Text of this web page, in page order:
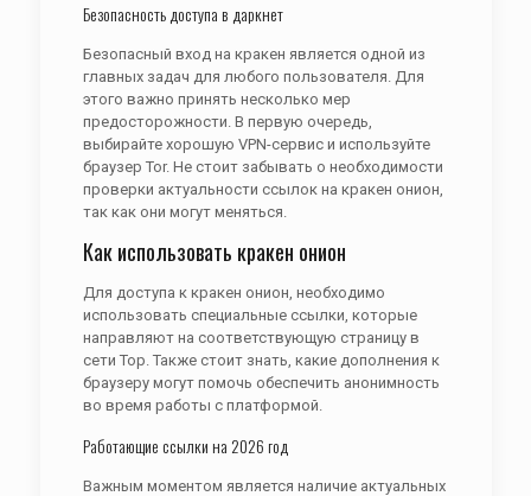
Безопасность доступа в даркнет
Безопасный вход на кракен является одной из
главных задач для любого пользователя. Для
этого важно принять несколько мер
предосторожности. В первую очередь,
выбирайте хорошую VPN-сервис и используйте
браузер Tor. Не стоит забывать о необходимости
проверки актуальности ссылок на кракен онион,
так как они могут меняться.
Как использовать кракен онион
Для доступа к кракен онион, необходимо
использовать специальные ссылки, которые
направляют на соответствующую страницу в
сети Тор. Также стоит знать, какие дополнения к
браузеру могут помочь обеспечить анонимность
во время работы с платформой.
Работающие ссылки на 2026 год
Важным моментом является наличие актуальных